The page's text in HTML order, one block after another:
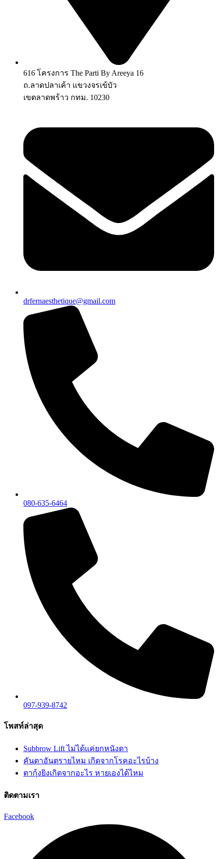
616 โครงการ The Parti By Areeya 16
ถ.ลาดปลาเค้า แขวงจรเข้บัว
เขตลาดพร้าว กทม. 10230
drfernaesthetique@gmail.com
080-635-6464
097-939-8742
โพสท์ล่าสุด
Subbrow Lift ไม่ได้แค่ยกหนังตา
คันตาอันตรายไหม เกิดจากโรคอะไรบ้าง
ตากุ้งยิงเกิดจากอะไร หายเองได้ไหม
ติดตามเรา
Facebook